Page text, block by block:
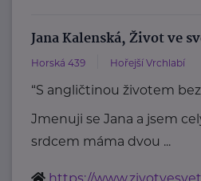
Jana Kalenská, Život ve
Horská 439 Hořejší Vrchlabí
“S angličtinou životem
Jmenuji se Jana a jsem
srdcem máma dvou ...